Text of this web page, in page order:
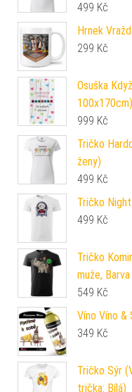
499 Kč
Hrnek
299 Kč
Osuška
100x170cm)
999 Kč
Tričko
ženy)
499 Kč
Tričko
499 Kč
Tričko
muže,
549 Kč
Víno Víno &
349 Kč
Tričko Sýr
trička: Bílá)